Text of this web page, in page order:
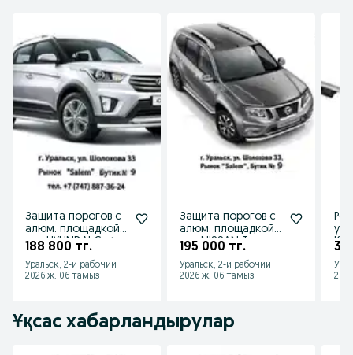
Защита порогов с
алюм. площадкой
для HYUNDAI Creta
188 800 тг.
Уральск, 2-й рабочий
2026 ж. 06 тамыз
Защита порогов с
алюм. площадкой
для NISSAN Terrano
195 000 тг.
Уральск, 2-й рабочий
2026 ж. 06 тамыз
36
Ұқсас хабарландырулар